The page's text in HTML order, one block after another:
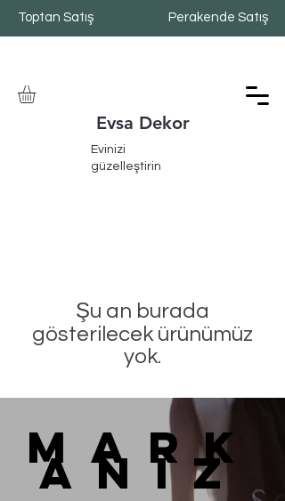
Toptan Satış Perakende Satış
Evsa Dekor
Evinizi
güzelleştirin
Şu an burada
gösterilecek ürünümüz
yok.
MARK
ANIZ